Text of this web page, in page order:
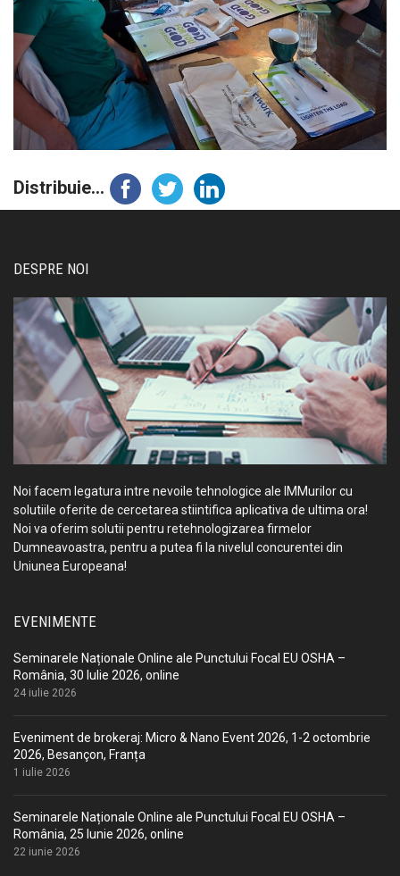
Distribuie...
DESPRE NOI
Noi facem legatura intre nevoile tehnologice ale IMMurilor cu
solutiile oferite de cercetarea stiintifica aplicativa de ultima ora!
Noi va oferim solutii pentru retehnologizarea firmelor
Dumneavoastra, pentru a putea fi la nivelul concurentei din
Uniunea Europeana!
EVENIMENTE
Seminarele Naționale Online ale Punctului Focal EU OSHA –
România, 30 Iulie 2026, online
24 iulie 2026
Eveniment de brokeraj: Micro & Nano Event 2026, 1-2 octombrie
2026, Besançon, Franța
1 iulie 2026
Seminarele Naționale Online ale Punctului Focal EU OSHA –
România, 25 Iunie 2026, online
22 iunie 2026